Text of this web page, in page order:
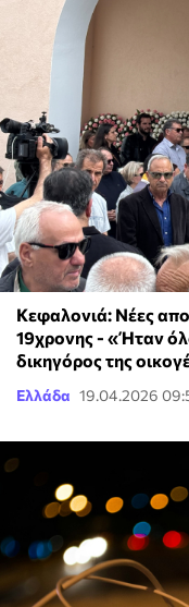
Κεφαλονιά: Νέες
19χρονης - «Ήταν
δικηγόρος της
Ελλάδα 19.04.2026